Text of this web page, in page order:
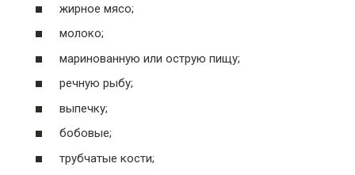
жирное мясо;
молоко;
маринованную или острую пищу;
речную рыбу;
выпечку;
бобовые;
трубчатые кости;